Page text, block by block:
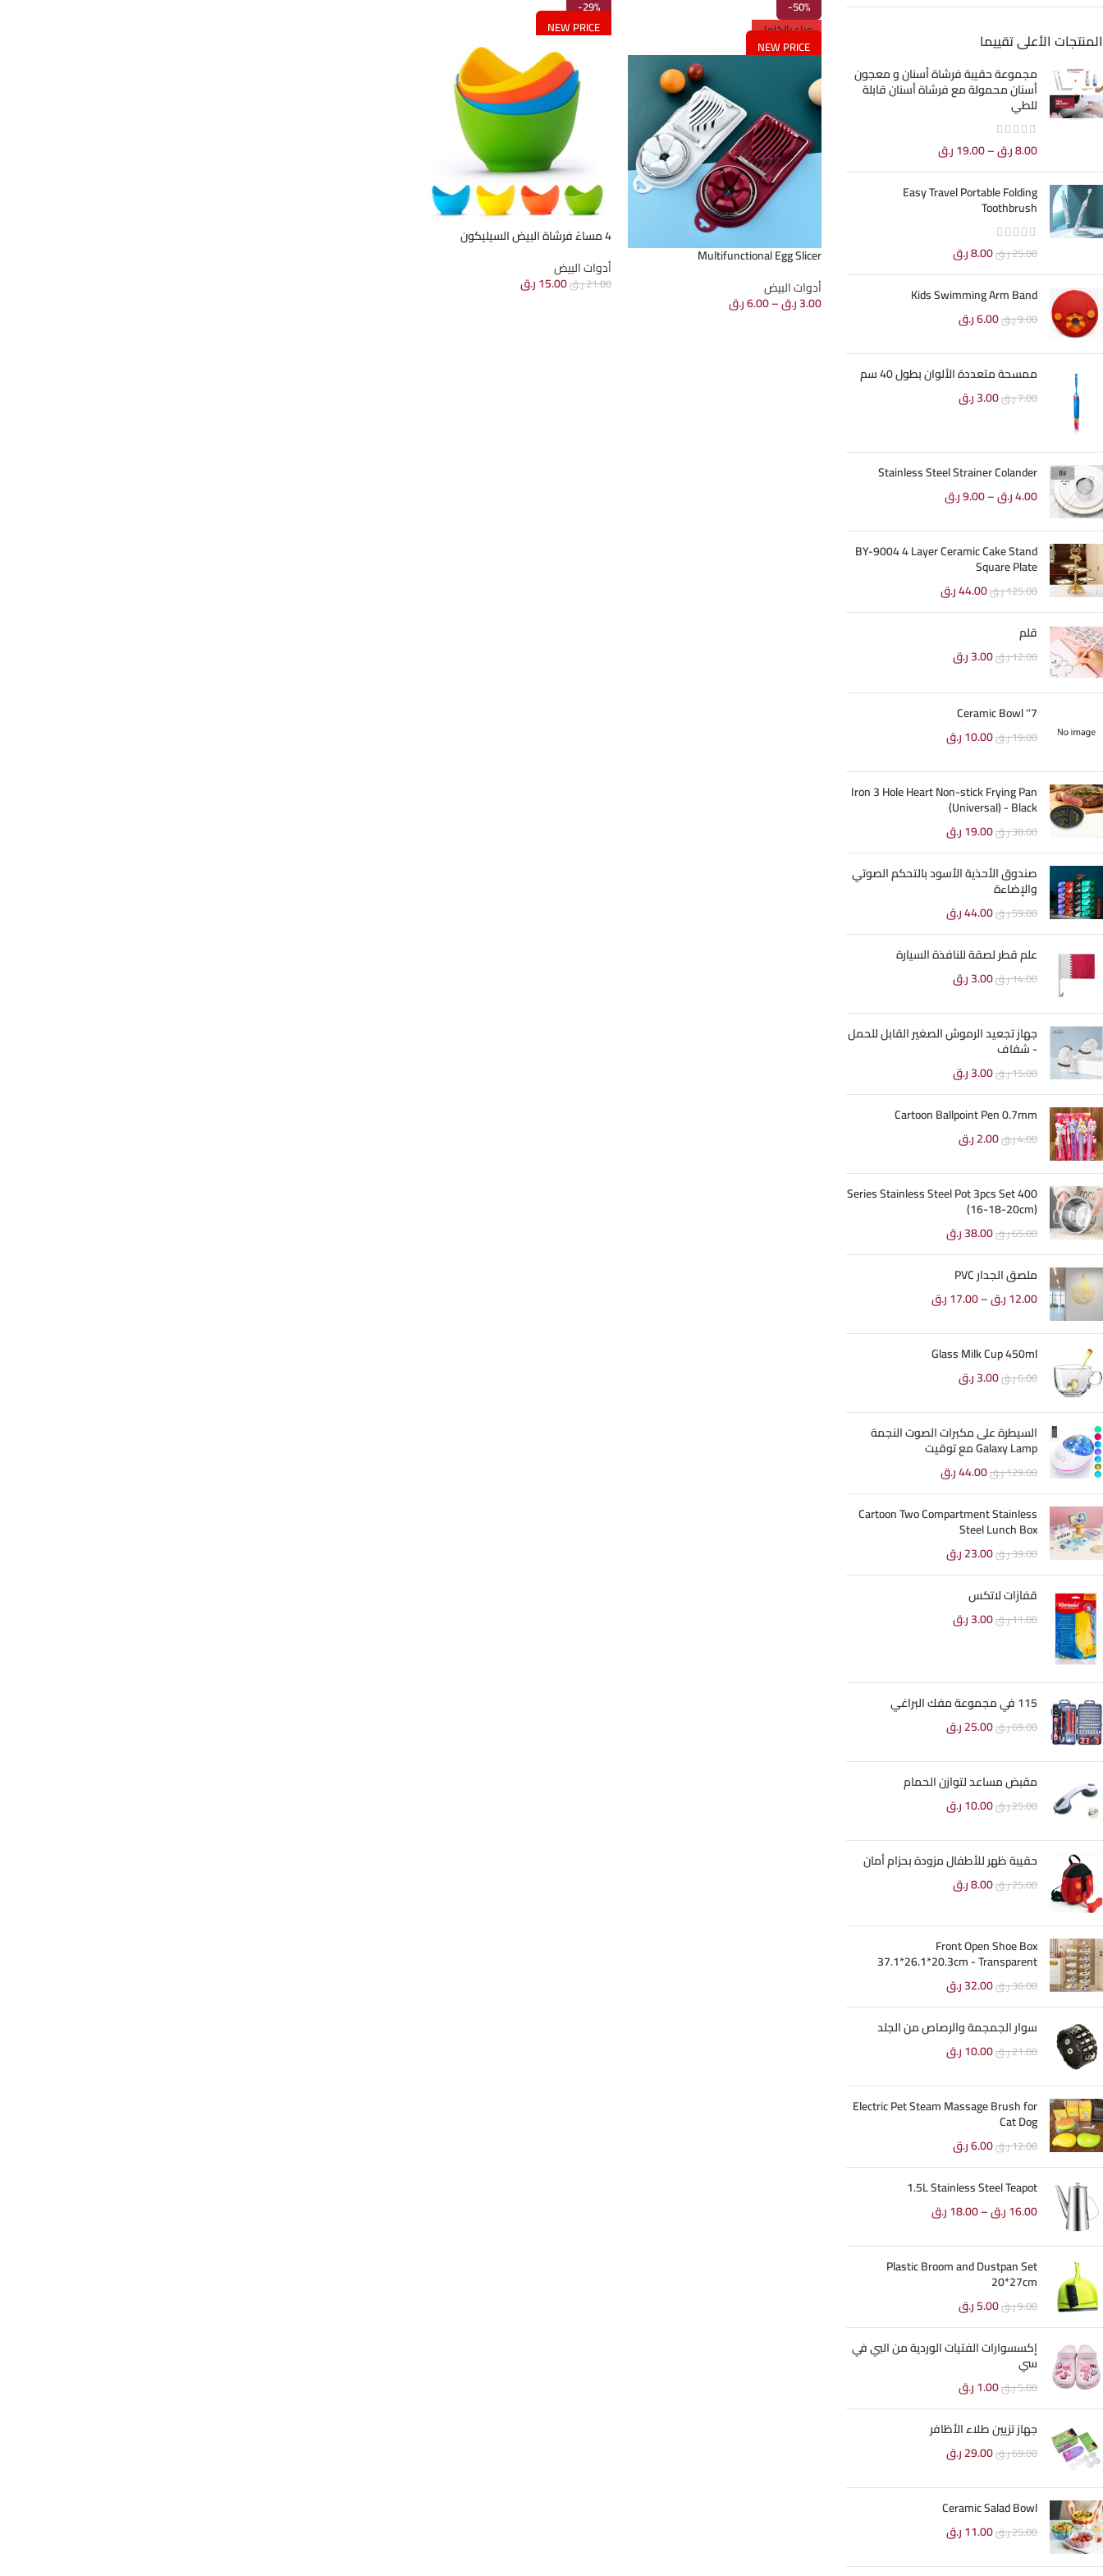
المنتجات الأعلى تقييما
مجموعة حقيبة فرشاة أسنان و معجون
أسنان محمولة مع فرشاة أسنان قابلة
للطي
8.00ر.ق–
19.00ر.ق
Easy Travel Portable Folding
Toothbrush
25.00ر.ق8.00ر.ق
Kids Swimming Arm Band
9.00ر.ق6.00ر.ق
ممسحة متعددة الألوان بطول 40 سم
7.00ر.ق3.00ر.ق
Stainless Steel Strainer Colander
4.00ر.ق–
9.00ر.ق
BY-9004 4 Layer Ceramic Cake Stand
Square Plate
125.00ر.ق44.00ر.ق
قلم
12.00ر.ق3.00ر.ق
7'' Ceramic Bowl
19.00ر.ق10.00ر.ق
Iron 3 Hole Heart Non-stick Frying Pan
(Universal) - Black
38.00ر.ق19.00ر.ق
صندوق الأحذية الأسود بالتحكم الصوتي
والإضاءة
59.00ر.ق44.00ر.ق
علم قطر لصقة للنافذة السيارة
14.00ر.ق3.00ر.ق
جهاز تجعيد الرموش الصغير القابل للحمل
- شفاف
15.00ر.ق3.00ر.ق
Cartoon Ballpoint Pen 0.7mm
4.00ر.ق2.00ر.ق
400 Series Stainless Steel Pot 3pcs Set
(16-18-20cm)
65.00ر.ق38.00ر.ق
ملصق الجدار PVC
12.00ر.ق–
17.00ر.ق
Glass Milk Cup 450ml
6.00ر.ق3.00ر.ق
السيطرة على مكبرات الصوت النجمة
Galaxy Lamp مع توقيت
129.00ر.ق44.00ر.ق
Cartoon Two Compartment Stainless
Steel Lunch Box
39.00ر.ق23.00ر.ق
قفازات لاتكس
11.00ر.ق3.00ر.ق
115 في مجموعة مفك البراغي
69.00ر.ق25.00ر.ق
مقبض مساعد لتوازن الحمام
25.00ر.ق10.00ر.ق
حقيبة ظهر للأطفال مزودة بحزام أمان
25.00ر.ق8.00ر.ق
Front Open Shoe Box
37.1*26.1*20.3cm - Transparent
36.00ر.ق32.00ر.ق
سوار الجمجمة والرصاص من الجلد
21.00ر.ق10.00ر.ق
Electric Pet Steam Massage Brush for
Cat Dog
12.00ر.ق6.00ر.ق
1.5L Stainless Steel Teapot
16.00ر.ق–
18.00ر.ق
Plastic Broom and Dustpan Set
20*27cm
9.00ر.ق5.00ر.ق
إكسسوارات الفتيات الوردية من البي في
سي
5.00ر.ق1.00ر.ق
جهاز تزيين طلاء الأظافر
69.00ر.ق29.00ر.ق
Ceramic Salad Bowl
25.00ر.ق11.00ر.ق
-50%
مباع بالكامل
NEW PRICE
Multifunctional Egg Slicer
أدوات البيض
3.00ر.ق–
6.00ر.ق
-29%
NEW PRICE
4 مساءً فرشاة البيض السيليكون
أدوات البيض
21.00ر.ق15.00ر.ق